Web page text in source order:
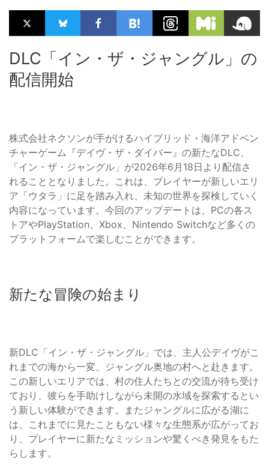
DLC「イン・ザ・ジャングル」の
配信開始
株式会社ネクソンが手がけるハイブリッド・海洋アドベン
チャーゲーム『デイヴ・ザ・ダイバー』の新たなDLC、
「イン・ザ・ジャングル」が2026年6月18日より配信さ
れることとなりました。これは、プレイヤーが新しいエリ
ア「ウタラ」に足を踏み入れ、未知の世界を探検していく
内容になっています。今回のアップデートは、PCの各ス
トアやPlayStation、Xbox、Nintendo Switchなど多くの
プラットフォームで楽しむことができます。
新たな冒険の始まり
新DLC「イン・ザ・ジャングル」では、主人公デイヴがこ
れまでの海から一変、ジャングル奥地の村へと赴きます。
この新しいエリアでは、村の住人たちとの交流が待ち受け
ており、彼らを手助けしながら未開の水域を探索するとい
う新しい体験ができます。またジャングルに広がる湖に
は、これまでに見たこともない様々な生態系が広がってお
り、プレイヤーに新たなミッションや驚くべき発見をもた
らします。